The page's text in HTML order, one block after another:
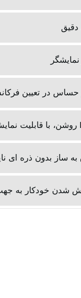
حساس در تعیین
به ساز بدون ذره ای
شدن خودکار به